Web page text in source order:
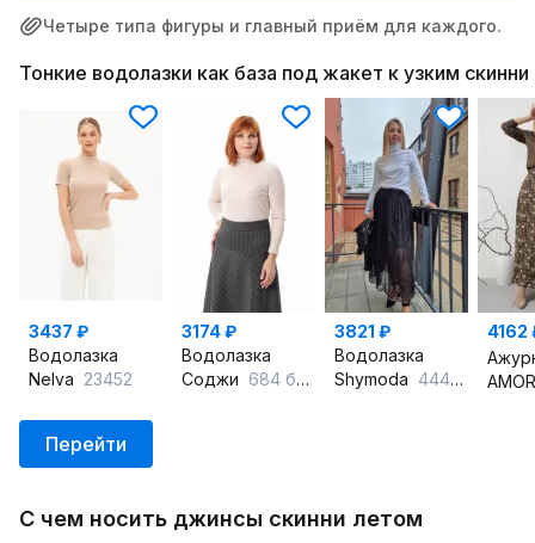
Четыре типа фигуры и главный приём для каждого.
Тонкие водолазки как база под жакет к узким скинни
3437 ₽
Водолазка
Nelva 23452
3174 ₽
Водолазка
Соджи 684 бежевый
3821 ₽
Водолазка
Shymoda 444-25 белый
4162
Перейти
С чем носить джинсы скинни летом